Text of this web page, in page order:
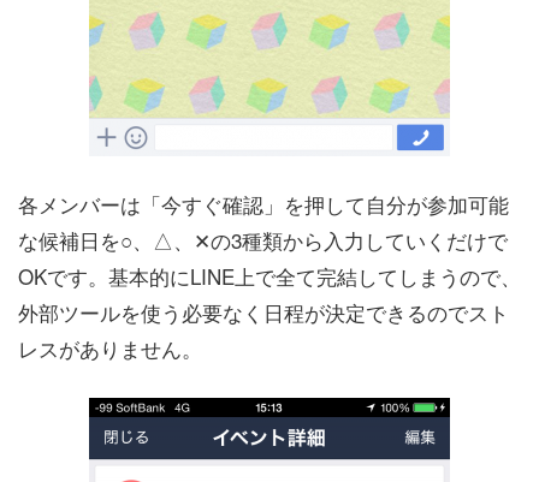
各メンバーは「今すぐ確認」を押して自分が参加可能
な候補日を○、△、✕の3種類から入力していくだけで
OKです。基本的にLINE上で全て完結してしまうので、
外部ツールを使う必要なく日程が決定できるのでスト
レスがありません。